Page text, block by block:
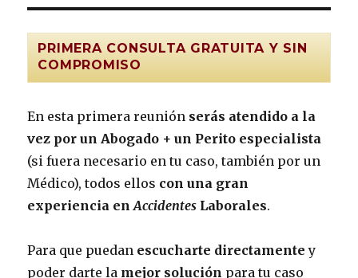
PRIMERA CONSULTA GRATUITA Y SIN
COMPROMISO
En esta primera reunión serás atendido a la
vez por un Abogado + un Perito especialista
(si fuera necesario en tu caso, también por un
Médico), todos ellos con una gran
experiencia enAccidentes Laborales.
Para que puedan escucharte directamente y
poder darte la mejor solución para tu caso